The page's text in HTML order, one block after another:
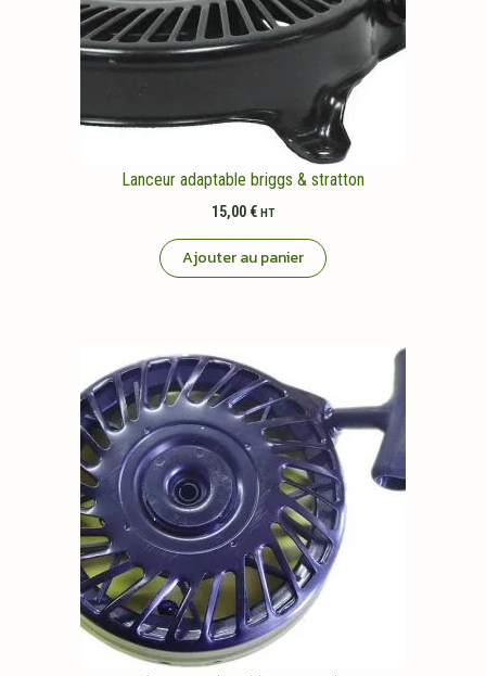
Lanceur adaptable briggs & stratton
15,00 € HT
Ajouter au panier